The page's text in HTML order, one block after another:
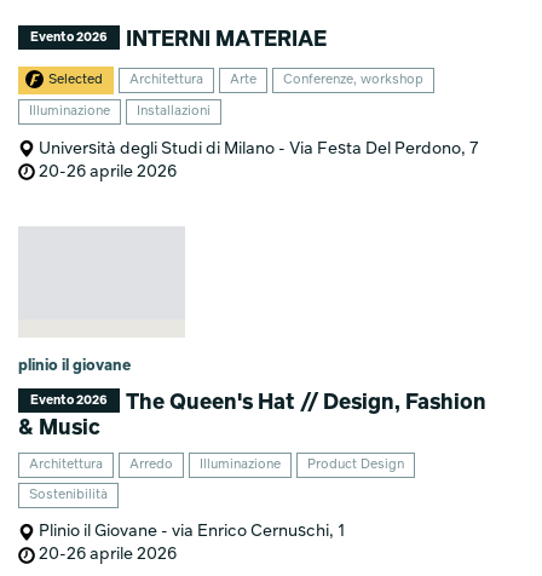
Evento 2026 INTERNI MATERIAE
Selected Architettura Arte Conferenze, workshop
Illuminazione Installazioni
Università degli Studi di Milano - Via Festa Del Perdono, 7
20-26 aprile 2026
plinio il giovane
Evento 2026
The Queen's Hat // Design, Fashion
& Music
Architettura Arredo Illuminazione Product Design
Sostenibilità
Plinio il Giovane - via Enrico Cernuschi, 1
20-26 aprile 2026